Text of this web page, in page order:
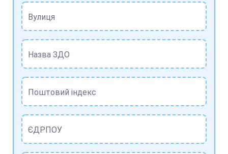
Вулиця
Назва ЗДО
Поштовий індекс
ЄДРПОУ